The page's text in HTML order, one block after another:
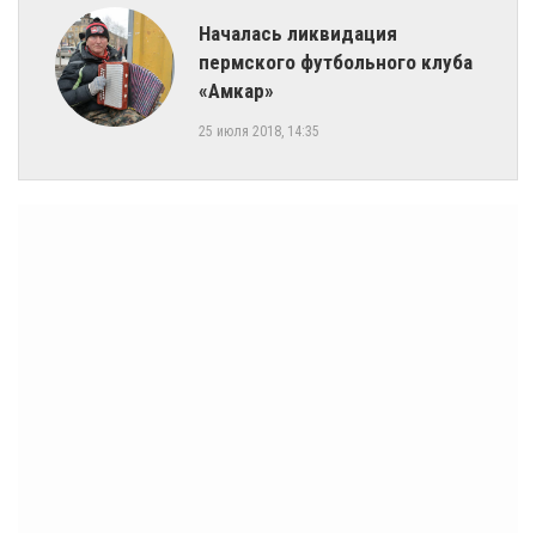
Началась ликвидация
пермского футбольного клуба
«Амкар»
25 июля 2018, 14:35